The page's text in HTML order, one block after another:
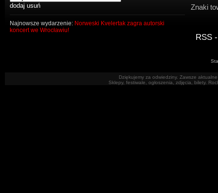
Najnowsze wydarzenie: Norweski Kvelertak zagra autorski
koncert we Wrocławiu!
Znaki
RSS
Dziękujemy za odwiedziny. Zawsze
Sklepy, festiwale, ogłoszenia, zdjęcia, bilety.